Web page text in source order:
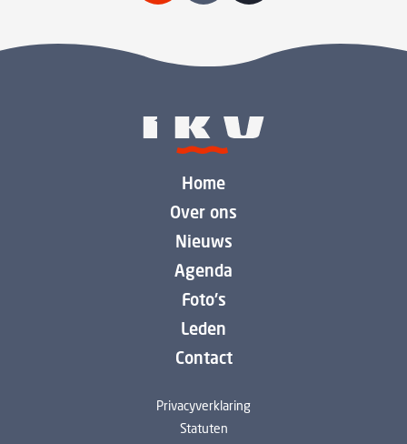
Home
Over ons
Nieuws
Agenda
Foto's
Leden
Contact
Privacyverklaring
Statuten